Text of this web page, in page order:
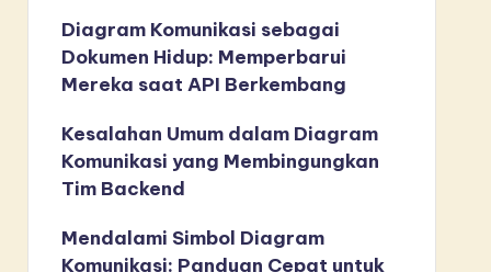
Diagram Komunikasi sebagai
Dokumen Hidup: Memperbarui
Mereka saat API Berkembang
Kesalahan Umum dalam Diagram
Komunikasi yang Membingungkan
Tim Backend
Mendalami Simbol Diagram
Komunikasi: Panduan Cepat untuk